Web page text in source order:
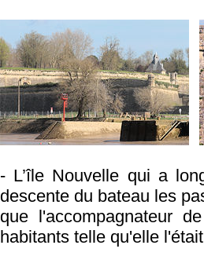
- L’île Nouvelle qui a
descente du bateau les
que l'accompagnateur
habitants telle qu'elle